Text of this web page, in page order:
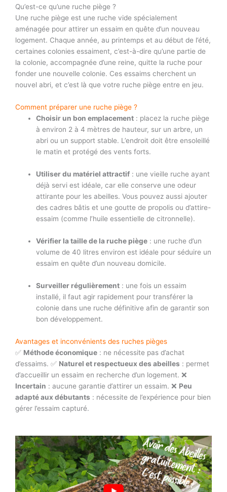
Qu’est-ce qu’une ruche piège ?
Une ruche piège est une ruche vide spécialement
aménagée pour attirer un essaim en quête d’un nouveau
logement. Chaque année, au printemps et au début de l’été,
certaines colonies essaiment, c’est-à-dire qu’une partie de
la colonie, accompagnée d’une reine, quitte la ruche pour
fonder une nouvelle colonie. Ces essaims cherchent un
nouvel abri, et c’est là que votre ruche piège entre en jeu.
Comment préparer une ruche piège ?
Choisir un bon emplacement : placez la ruche piège
à environ 2 à 4 mètres de hauteur, sur un arbre, un
abri ou un support stable. L’endroit doit être ensoleillé
le matin et protégé des vents forts.
Utiliser du matériel attractif : une vieille ruche ayant
déjà servi est idéale, car elle conserve une odeur
attirante pour les abeilles. Vous pouvez aussi ajouter
des cadres bâtis et une goutte de propolis ou d’attire-
essaim (comme l’huile essentielle de citronnelle).
Vérifier la taille de la ruche piège : une ruche d’un
volume de 40 litres environ est idéale pour séduire un
essaim en quête d’un nouveau domicile.
Surveiller régulièrement : une fois un essaim
installé, il faut agir rapidement pour transférer la
colonie dans une ruche définitive afin de garantir son
bon développement.
Avantages et inconvénients des ruches pièges
✅ Méthode économique : ne nécessite pas d’achat
d’essaims. ✅ Naturel et respectueux des abeilles : permet
d’accueillir un essaim en recherche d’un logement. ❌
Incertain : aucune garantie d’attirer un essaim. ❌ Peu
adapté aux débutants : nécessite de l’expérience pour bien
gérer l’essaim capturé.